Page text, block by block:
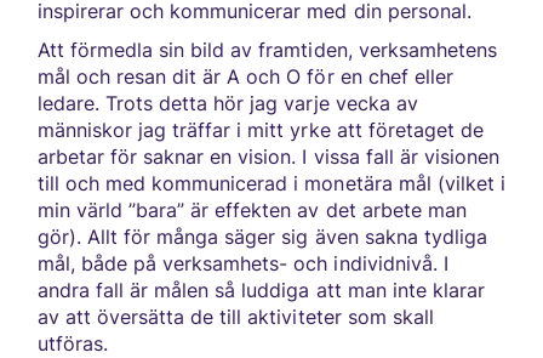
inspirerar och kommunicerar med din personal.
Att förmedla sin bild av framtiden, verksamhetens
mål och resan dit är A och O för en chef eller
ledare. Trots detta hör jag varje vecka av
människor jag träffar i mitt yrke att företaget de
arbetar för saknar en vision. I vissa fall är visionen
till och med kommunicerad i monetära mål (vilket i
min värld ”bara” är effekten av det arbete man
gör). Allt för många säger sig även sakna tydliga
mål, både på verksamhets- och individnivå. I
andra fall är målen så luddiga att man inte klarar
av att översätta de till aktiviteter som skall
utföras.